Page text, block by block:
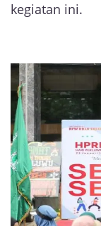
kegiatan ini.